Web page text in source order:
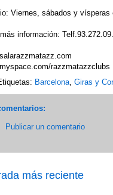
Viernes, sábados y
información:
razzmatazzclubs
Barcelona Giras y
Publicar un comentario
más reciente